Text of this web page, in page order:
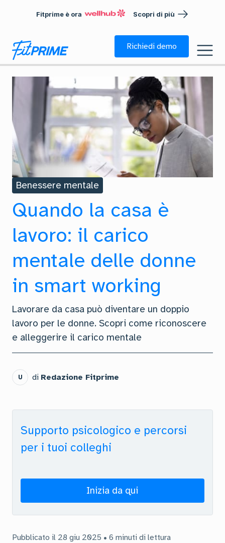
Fitprime è ora Scopri di più
Richiedi demo
Benessere mentale
Quando la casa è
lavoro: il carico
mentale delle donne
in smart working
Lavorare da casa può diventare un doppio
lavoro per le donne. Scopri come riconoscere
e alleggerire il carico mentale
U di Redazione Fitprime
Supporto psicologico e percorsi
per i tuoi colleghi
Inizia da qui
Pubblicato il 28 giu 2025 • 6 minuti di lettura